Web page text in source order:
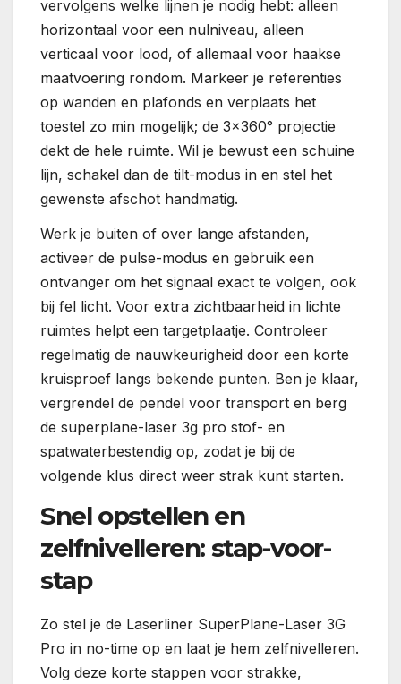
vervolgens welke lijnen je nodig hebt: alleen
horizontaal voor een nulniveau, alleen
verticaal voor lood, of allemaal voor haakse
maatvoering rondom. Markeer je referenties
op wanden en plafonds en verplaats het
toestel zo min mogelijk; de 3×360° projectie
dekt de hele ruimte. Wil je bewust een schuine
lijn, schakel dan de tilt-modus in en stel het
gewenste afschot handmatig.
Werk je buiten of over lange afstanden,
activeer de pulse-modus en gebruik een
ontvanger om het signaal exact te volgen, ook
bij fel licht. Voor extra zichtbaarheid in lichte
ruimtes helpt een targetplaatje. Controleer
regelmatig de nauwkeurigheid door een korte
kruisproef langs bekende punten. Ben je klaar,
vergrendel de pendel voor transport en berg
de superplane-laser 3g pro stof- en
spatwaterbestendig op, zodat je bij de
volgende klus direct weer strak kunt starten.
Snel opstellen en
zelfnivelleren: stap-voor-
stap
Zo stel je de Laserliner SuperPlane-Laser 3G
Pro in no-time op en laat je hem zelfnivelleren.
Volg deze korte stappen voor strakke,